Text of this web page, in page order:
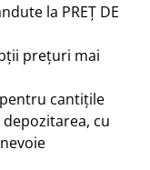
la PREȚ DE
prețuri mai
cantițile
cu